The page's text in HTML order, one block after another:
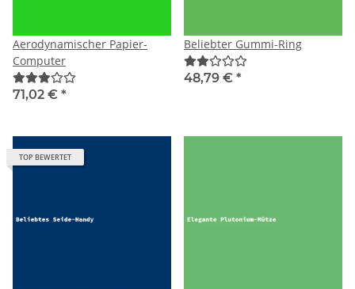
Aerodynamischer Papier-
Computer
71,02 € *
Beliebter Gummi-Ring
48,79 € *
TOP BEWERTET